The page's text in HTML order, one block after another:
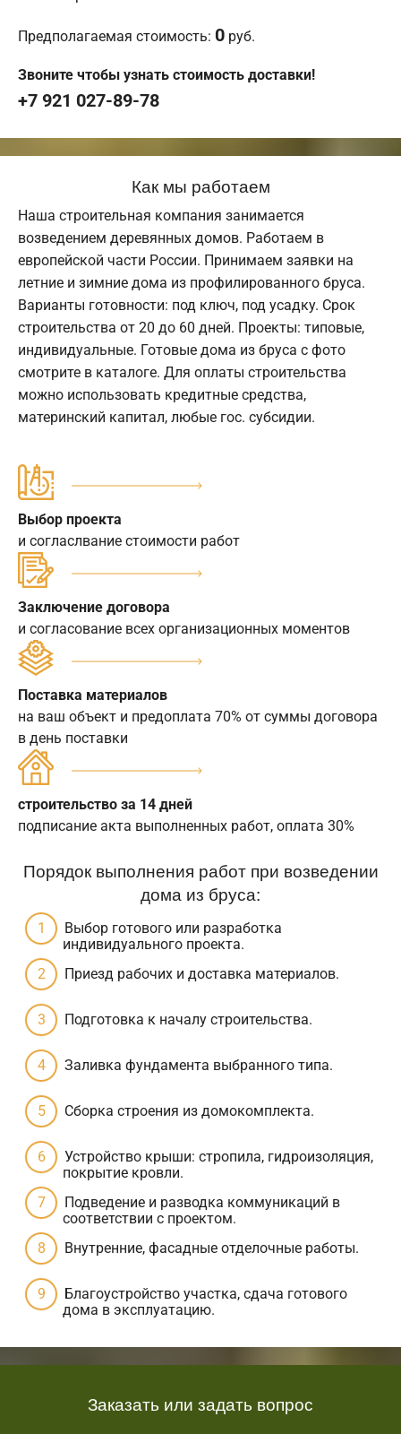
Предполагаемая стоимость: 0 руб.
Звоните чтобы узнать стоимость доставки!
+7 921 027-89-78
Как мы работаем
Наша строительная компания занимается
возведением деревянных домов. Работаем в
европейской части России. Принимаем заявки на
летние и зимние дома из профилированного бруса.
Варианты готовности: под ключ, под усадку. Срок
строительства от 20 до 60 дней. Проекты: типовые,
индивидуальные. Готовые дома из бруса с фото
смотрите в каталоге. Для оплаты строительства
можно использовать кредитные средства,
материнский капитал, любые гос. субсидии.
Выбор проекта
и согласлвание стоимости работ
Заключение договора
и согласование всех организационных моментов
Поставка материалов
на ваш объект и предоплата 70% от суммы договора
в день поставки
строительство за 14 дней
подписание акта выполненных работ, оплата 30%
Порядок выполнения работ при возведении
дома из бруса:
Выбор готового или разработка
индивидуального проекта.
Приезд рабочих и доставка материалов.
Подготовка к началу строительства.
Заливка фундамента выбранного типа.
Сборка строения из домокомплекта.
Устройство крыши: стропила, гидроизоляция,
покрытие кровли.
Подведение и разводка коммуникаций в
соответствии с проектом.
Внутренние, фасадные отделочные работы.
Благоустройство участка, сдача готового
дома в эксплуатацию.
Заказать или задать вопрос